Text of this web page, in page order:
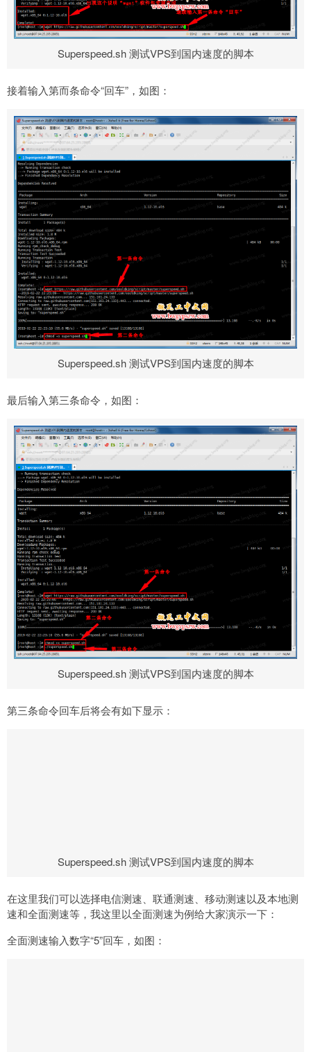
Superspeed.sh 测试VPS到国内速度的脚本
接着输入第而条命令“回车”，如图：
Superspeed.sh 测试VPS到国内速度的脚本
最后输入第三条命令，如图：
Superspeed.sh 测试VPS到国内速度的脚本
第三条命令回车后将会有如下显示：
Superspeed.sh 测试VPS到国内速度的脚本
在这里我们可以选择电信测速、联通测速、移动测速以及本地测
速和全面测速等，我这里以全面测速为例给大家演示一下：
全面测速输入数字“5”回车，如图：